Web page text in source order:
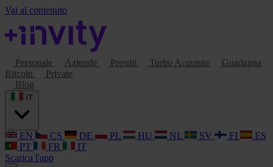
Vai al contenuto
Personale Aziende Prestiti Turbo Acquisto
Guadagna
Bitcoin
Private
Blog
EN CS DE PL HU NL SV FI
ES
PT
FR
IT
Scarica l'app